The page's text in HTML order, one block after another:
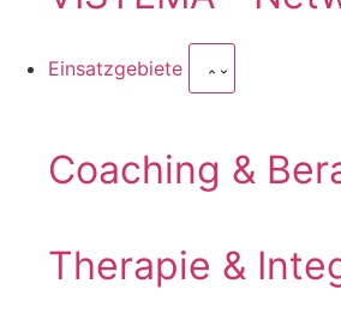
Einsatzgebiete
Coaching &
Therapie &